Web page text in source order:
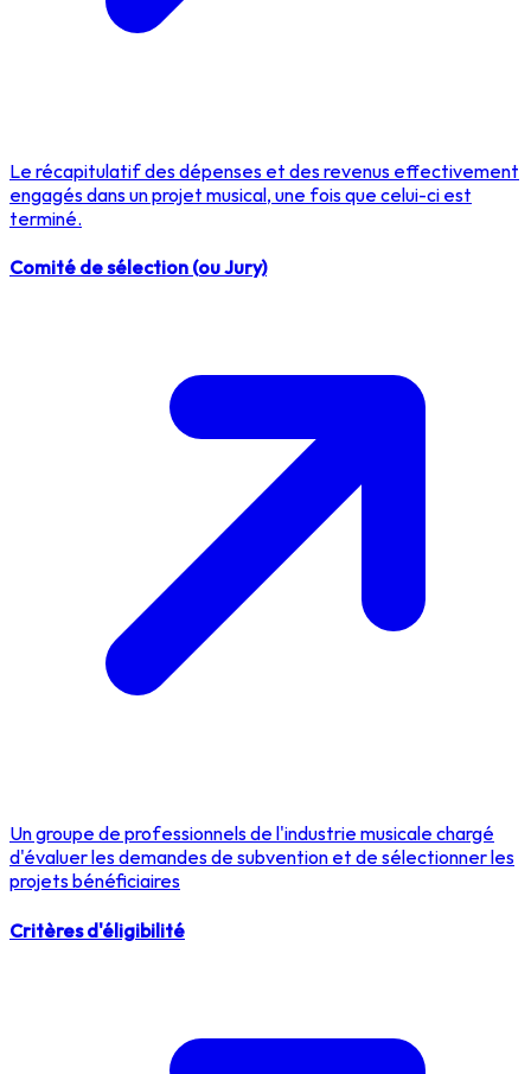
Le récapitulatif des dépenses et des revenus effectivement
engagés dans un projet musical, une fois que celui-ci est
terminé.
Comité de sélection (ou Jury)
Un groupe de professionnels de l'industrie musicale chargé
d'évaluer les demandes de subvention et de sélectionner les
projets bénéficiaires
Critères d'éligibilité